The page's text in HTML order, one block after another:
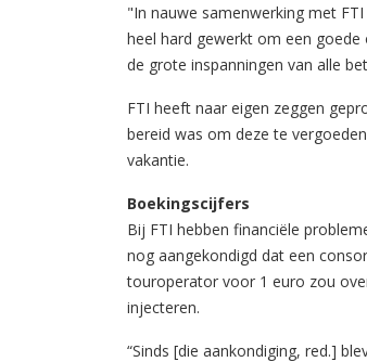
"In nauwe samenwerking met
heel hard gewerkt om een goede
de grote inspanningen van alle
FTI heeft naar eigen zeggen
bereid was om deze te
vakantie.
Boekingscijfers
Bij FTI hebben financiële
nog aangekondigd dat een
touroperator voor 1 euro zou
injecteren.
“Sinds [die aankondiging, red.]